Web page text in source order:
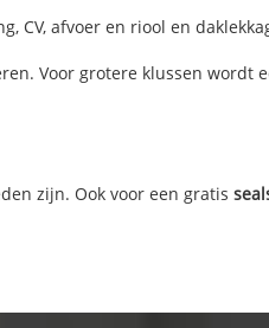
CV, afvoer en riool en
Voor grotere klussen wordt
zijn. Ook voor een gratis